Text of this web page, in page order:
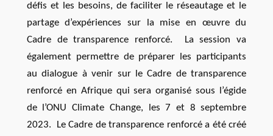
défis et les besoins, de faciliter le réseautage et le
partage d’expériences sur la mise en œuvre du
Cadre de transparence renforcé. La session va
également permettre de préparer les participants
au dialogue à venir sur le Cadre de transparence
renforcé en Afrique qui sera organisé sous l’égide
de l’ONU Climate Change, les 7 et 8 septembre
2023. Le Cadre de transparence renforcé a été créé